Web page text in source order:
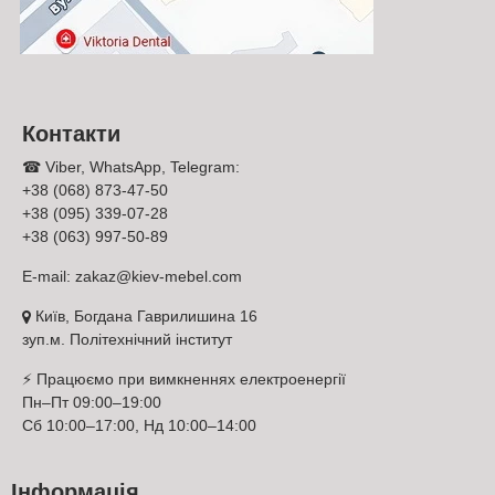
1050х406х835 Б'янко від Світ Меблів (Svit Mebliv);
Меблів (Svit Mebliv) та розмірів вашої спальні
враховуйте, що в асортименті гарнітурів Київ-Меблі™ є
комплекти модульних меблів у спальню невеликої
площі;
від Світ Меблів (Svit Mebliv) для спальні. Меблі економ-
доступною ціною;
Треба уважно порівнювати оформлення стін у кімнаті та
колір комоди 1050х406х835 Б'янко від Світ Меблів,
переконатися, що вони гармонійно поєднуються. Грати
на контрастах у спальні не розумно;
Пам'ятайте, що темна обстановка в спальні спокійніша,
вибирати світлі пастельні кольори фасадів для комоди
Контакти
☎ Viber, WhatsApp, Telegram:
+38 (068) 873-47-50
+38 (095) 339-07-28
+38 (063) 997-50-89
E-mail: zakaz@kiev-mebel.com
Київ, Богдана Гаврилишина 16
зуп.м. Політехнічний інститут
⚡ Працюємо при вимкненнях електроенергії
Пн–Пт 09:00–19:00
Сб 10:00–17:00, Нд 10:00–14:00